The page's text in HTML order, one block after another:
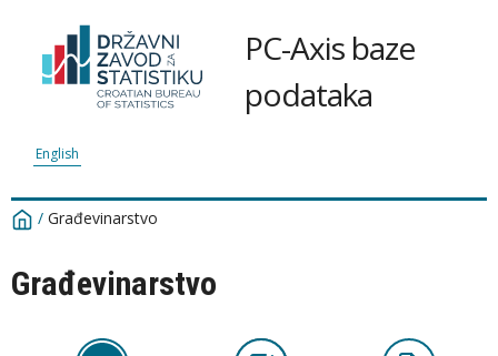
PC-Axis baze
podataka
English
/ Građevinarstvo
Građevinarstvo